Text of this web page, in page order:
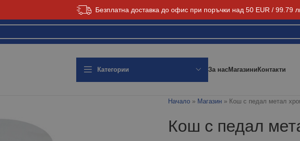
Безплатна доставка до офис при поръчки над 50 EUR / 99.79
Категории За насМагазиниКонтакти
Начало» Магазин» Кош с педал метал
Кош с педал